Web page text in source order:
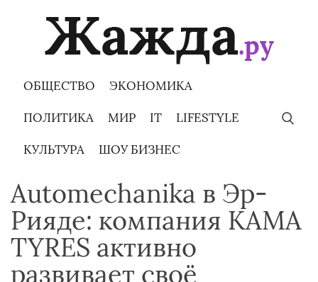
ОБЩЕСТВО ЭКОНОМИКА
ПОЛИТИКА МИР IT LIFESTYLE
КУЛЬТУРА ШОУ БИЗНЕС
Automechanika в Эр-
Рияде: компания KAMA
TYRES активно
развивает своё